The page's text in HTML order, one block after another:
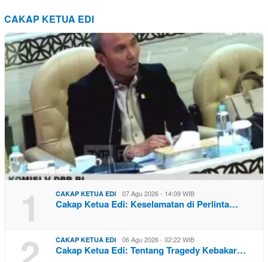
CAKAP KETUA EDI
1 CAKAP KETUA EDI 07 Agu 2026 - 14:09 WIB
Cakap Ketua Edi: Keselamatan di Perlinta…
CAKAP KETUA EDI 06 Agu 2026 - 02:22 WIB
Cakap Ketua Edi: Tentang Tragedy Kebakar…